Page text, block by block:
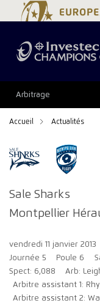
Arbitrage
Accueil Actualités
Sale Sharks
Montpellier
vendredi 11 janvier 2013
Journée 5
Poule 6
Spect: 6,088
Arb:
Arbitre assistant 1:
Arbitre assistant 2: